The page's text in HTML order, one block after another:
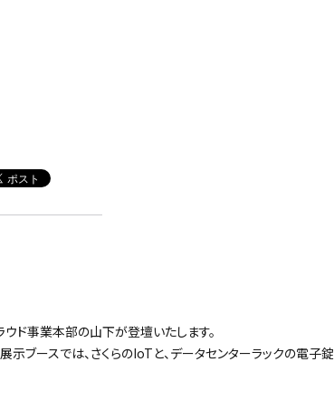
ド事業本部の山下が登壇いたします。
示ブースでは、さくらのIoTと、データセンターラックの電子錠